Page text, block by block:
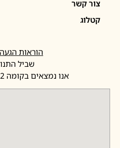
קשר
הוראות הגעה למפעל
שביל התנופה 3
אנו נמצאים בקומה 2, דלת מצד ימין.